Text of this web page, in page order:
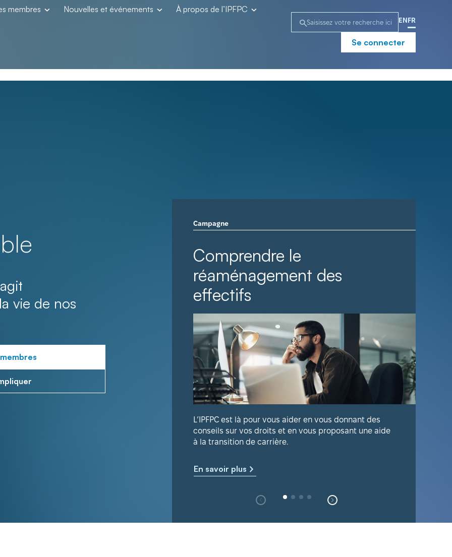
membres Nouvelles et événements À propos de l’IPFPC
EN FR
Se connecter
vie de nos
Campagne
Comprendre le
réaménagement des
effectifs
L’IPFPC est là pour vous aider en vous donnant des
conseils sur vos droits et en vous proposant une aide
à la transition de carrière.
En savoir plus